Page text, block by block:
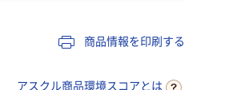
商品情報を印刷する
アスクル商品環境スコアとは